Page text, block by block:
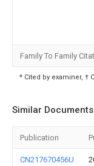
Family To Family
* Cited by examiner, †
Similar Documents
Publication
CN217670456U